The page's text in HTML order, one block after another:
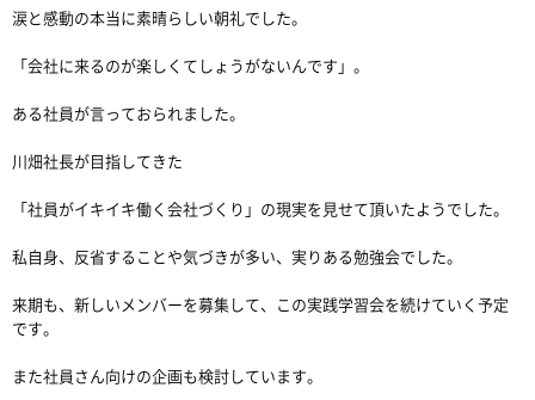
涙と感動の本当に素晴らしい朝礼でした。
「会社に来るのが楽しくてしょうがないんです」。
ある社員が言っておられました。
川畑社長が目指してきた
「社員がイキイキ働く会社づくり」の現実を見せて頂いたようでした。
私自身、反省することや気づきが多い、実りある勉強会でした。
来期も、新しいメンバーを募集して、この実践学習会を続けていく予定
です。
また社員さん向けの企画も検討しています。